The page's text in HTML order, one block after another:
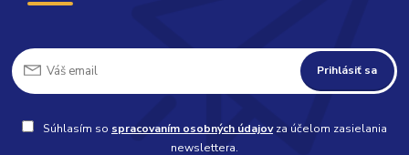
Prihlásiť sa
Súhlasím so spracovaním osobných údajovza účelom zasielania
newslettera.